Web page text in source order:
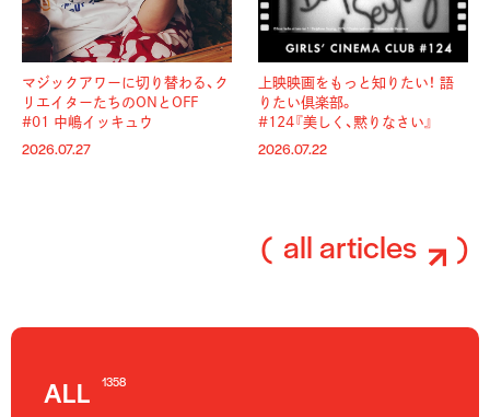
マジックアワーに切り替わる、 ク
リエイターたちのONとOFF
#01 中嶋イッキュウ
2026.07.27
上映映画をもっと知りたい！ 語
りたい倶楽部。
#124『美しく、黙りなさい』
2026.07.22
all articles
ALL 1358